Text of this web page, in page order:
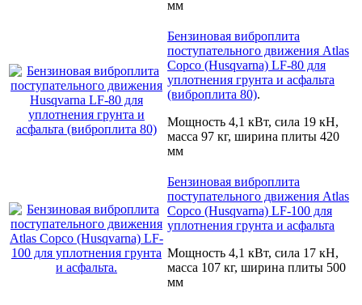
мм
Бензиновая виброплита
поступательного движения Atlas
Copco (Husqvarna) LF-80 для
уплотнения грунта и асфальта
(виброплита 80).
Мощность 4,1 кВт, сила 19 кН,
масса 97 кг, ширина плиты 420
мм
Бензиновая виброплита
поступательного движения Atlas
Copco (Husqvarna) LF-100 для
уплотнения грунта и асфальта
Мощность 4,1 кВт, сила 17 кН,
масса 107 кг, ширина плиты 500
мм